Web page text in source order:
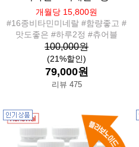
개월당 15,800원
#16종비타민미네랄 #함량좋고 #
맛도좋은 #하루2정 #츄어블
100,000원
(21%할인)
79,000원
리뷰 475